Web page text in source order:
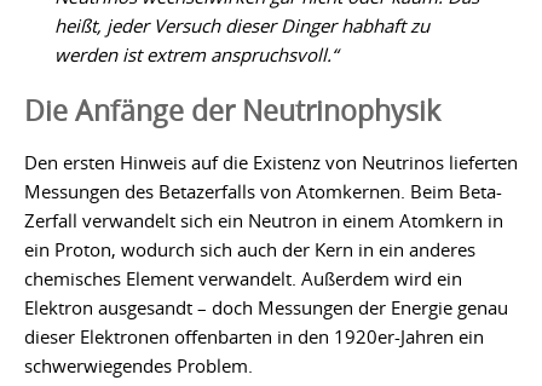
heißt, jeder Versuch dieser Dinger habhaft zu
werden ist extrem anspruchsvoll.“
Die Anfänge der Neutrinophysik
Den ersten Hinweis auf die Existenz von Neutrinos lieferten
Messungen des Betazerfalls von Atomkernen. Beim Beta-
Zerfall verwandelt sich ein Neutron in einem Atomkern in
ein Proton, wodurch sich auch der Kern in ein anderes
chemisches Element verwandelt. Außerdem wird ein
Elektron ausgesandt – doch Messungen der Energie genau
dieser Elektronen offenbarten in den 1920er-Jahren ein
schwerwiegendes Problem.